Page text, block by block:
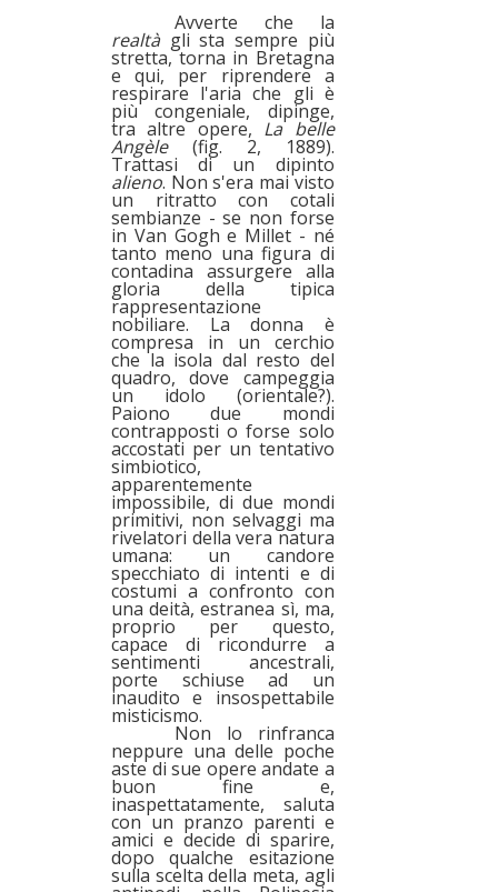
Avverte che la
realtà gli sta sempre più
stretta, torna in Bretagna
e qui, per riprendere a
respirare l'aria che gli è
più congeniale, dipinge,
tra altre opere, La belle
Angèle(fig. 2, 1889).
Trattasi di un dipinto
alieno. Non s'era mai visto
un ritratto con cotali
sembianze - se non forse
in Van Gogh e Millet - né
tanto meno una figura di
contadina assurgere alla
gloria della tipica
rappresentazione
nobiliare. La donna è
compresa in un cerchio
che la isola dal resto del
quadro, dove campeggia
un idolo (orientale?).
Paiono due mondi
contrapposti o forse solo
accostati per un tentativo
simbiotico,
apparentemente
impossibile, di due mondi
primitivi, non selvaggi ma
rivelatori della vera natura
umana: un candore
specchiato di intenti e di
costumi a confronto con
una deità, estranea sì, ma,
proprio per questo,
capace di ricondurre a
sentimenti ancestrali,
porte schiuse ad un
inaudito e insospettabile
misticismo.
Non lo rinfranca
neppure una delle poche
aste di sue opere andate a
buon fine e,
inaspettatamente, saluta
con un pranzo parenti e
amici e decide di sparire,
dopo qualche esitazione
sulla scelta della meta, agli